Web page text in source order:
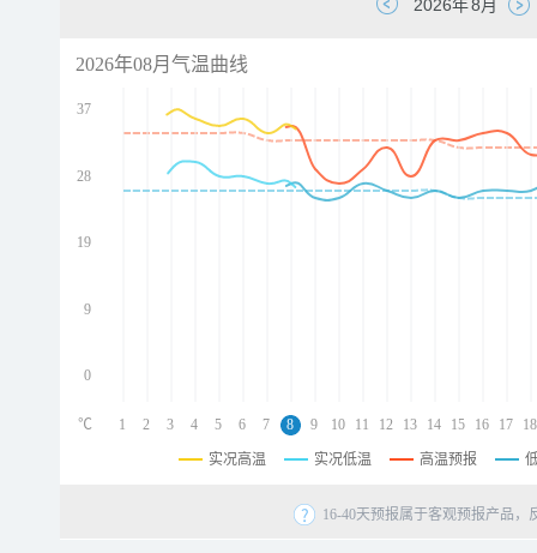
2026年08月气温曲线
37
28
19
9
0
1 2 3 4 5 6 7 8 9 10 11 12 13 14 15 16 17 18
℃
实况高温 实况低温 高温预报
16-40天预报属于客观预报产品